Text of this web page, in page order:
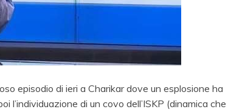
episodio di ieri a Charikar dove un esplosione ha
di un covo dell’ISKP (dinamica che